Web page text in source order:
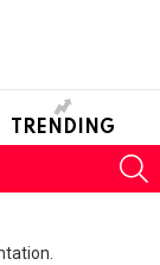
TRENDING